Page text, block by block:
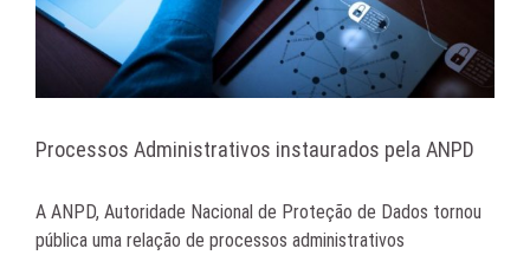
Processos Administrativos instaurados pela ANPD
A ANPD, Autoridade Nacional de Proteção de Dados tornou
pública uma relação de processos administrativos